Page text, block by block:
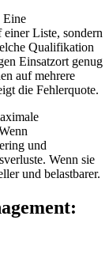
Eine
Liste, sondern
Qualifikation
Einsatzort genug
auf mehrere
die Fehlerquote.
und
Wenn sie
und belastbarer.